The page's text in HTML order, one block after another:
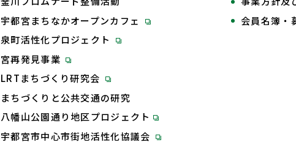
宇都宮まちなかオープンカフェ
泉町活性化プロジェクト
宮再発見事業
LRTまちづくり研究会
まちづくりと公共交通の研究
八幡山公園通り地区プロジェクト
宇都宮市中心市街地活性化協議会
会員名簿・